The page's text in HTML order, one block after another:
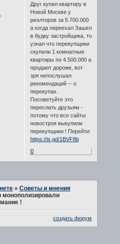
Друг купил квартиру в
Новой Москве у
риэлторов за 5.700.000
а когда переехал Зашел
в будку застройщика, то
узнал что перекупщики
скупили 1 комнатные
квартиры по 4.500.000 а
продают дороже, вот
зря непослушал
рекомендаций -- о
перекупах.
Посоветуйте это
переслать друзьям -
потому что все сайты
новостроя выкупили
перекупщики ! Перейти:
https://is.gd/1BVF8b
0
» Советы и мнения
!
создать форум